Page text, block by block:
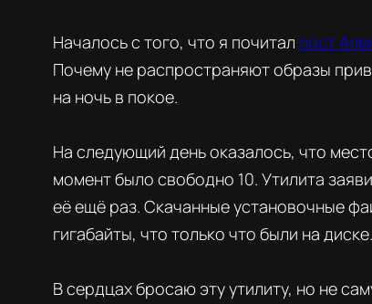
Началось с того, что я почитал пост
Почему не распространяют образы
на ночь в покое.
На следующий день оказалось, что
момент было свободно 10. Утилита
её ещё раз. Скачанные установочные
гигабайты, что только что были на диске.
В сердцах бросаю эту утилиту, но не